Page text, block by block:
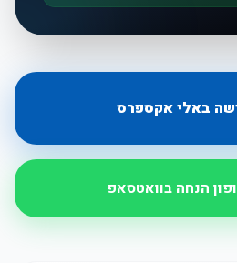
באלי אקספרס
הנחה בוואטסאפ